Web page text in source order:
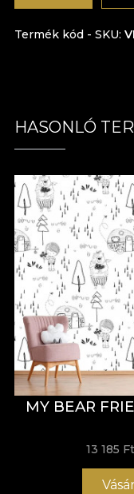
Termék kód - SKU
HASONLÓ
MY BEAR
13 185 Ft